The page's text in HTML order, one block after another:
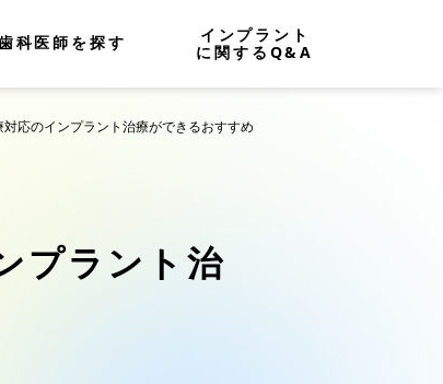
科医師を探す
インプラント
に関するQ&A
応のインプラント治療ができるおすすめ
プラント治